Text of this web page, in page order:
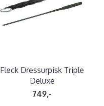
Fleck Dressurpisk Triple
Deluxe
749,-